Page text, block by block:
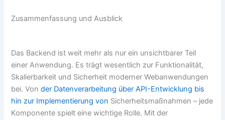
Zusammenfassung und Ausblick
Das Backend ist weit mehr als nur ein unsichtbarer Teil
einer Anwendung. Es trägt wesentlich zur Funktionalität,
Skalierbarkeit und Sicherheit moderner Webanwendungen
bei. Vonder Datenverarbeitung über API-Entwicklung bis
hin zur Implementierung von Sicherheitsmaßnahmen – jede
Komponente spielt eine wichtige Rolle. Mit der